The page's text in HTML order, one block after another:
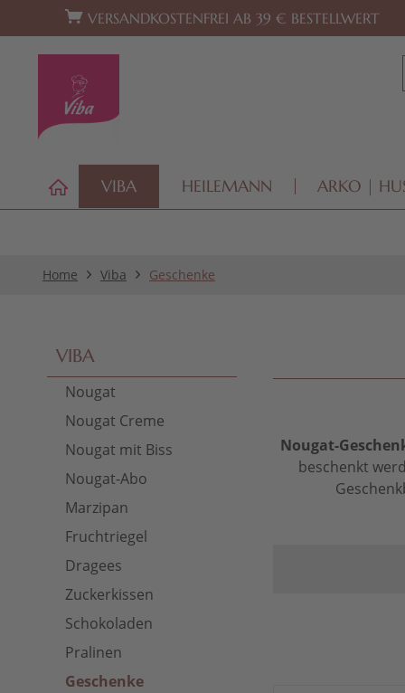
Zur Hauptnavigation springen Zum Footer springen
VERSANDKOSTENFREI AB 39 € BESTELLWERT
VIBA HEILEMANN ARKO |
Home Viba Geschenke
VIBA
Nougat
Nougat Creme
Nougat mit Biss
Nougat-Abo
Marzipan
Fruchtriegel
Dragees
Zuckerkissen
Schokoladen
Pralinen
Geschenke
Nougat-
beschenkt